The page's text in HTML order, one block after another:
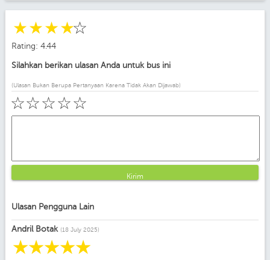
☆
☆
☆
☆
☆
Rating: 4.44
Silahkan berikan ulasan Anda untuk bus ini
(Ulasan Bukan Berupa Pertanyaan Karena Tidak Akan Dijawab)
☆
☆
☆
☆
☆
Kirim
Ulasan Pengguna Lain
Andril Botak (18 July 2025)
☆
☆
☆
☆
☆